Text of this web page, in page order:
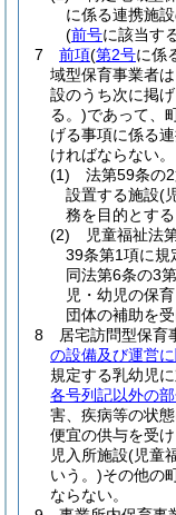
に係る連携施
(前号に該当す
7
前項(第2号に係
域型保育事業者
設のうち次に掲
る。)であって、
げる事項に係る
ければならない。
(1)
法第59条の
設置する施設(
務を目的とす
(2)
児童福祉法
39条第1項に規
同法第6条の3
児・幼児の保
団体の補助を
8
居宅訪問型保育
の設備及び運営
規定する乳幼児
各号列記以外の
害、疾病等の状
便宜の供与を受
児入所施設(児童
いう。)その他の
ならない。